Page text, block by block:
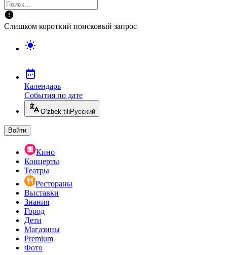
Слишком короткий поисковый запрос
Календарь
События по дате
O’zbek tili Русский
Войти
Кино
Концерты
Театры
Рестораны
Выставки
Знания
Город
Дети
Магазины
Premium
Фото